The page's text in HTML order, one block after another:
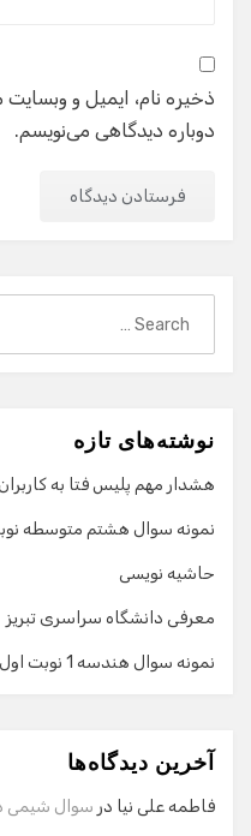
ذخیره نام، ایمیل و
دوباره دیدگاهی می‌نویسم.
نوشته‌های تازه
هشدار مهم پلیس فتا به کاربران
نمونه سوال هشتم متوسطه
حاشیه نویسی
معرفی دانشگاه سراسری تبریز
نمونه سوال هندسه 1 نوبت اول دی 93
آخرین دیدگاه‌ها
فاطمه علی نیا در سوال شیمی
گفت‌وگو با دستیار
سلام! برای شروع گفت‌وگو
وارد کنید.